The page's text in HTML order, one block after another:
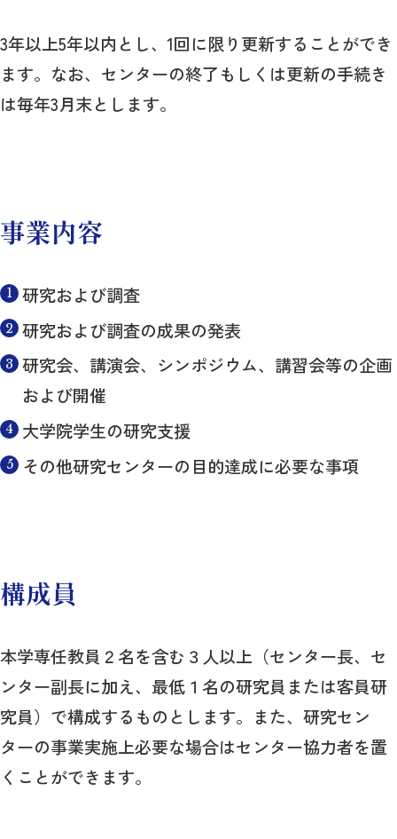
3年以上5年以内とし、1回に限り更新することができ
ます。なお、センターの終了もしくは更新の手続き
は毎年3月末とします。
事業内容
研究および調査
研究および調査の成果の発表
研究会、講演会、シンポジウム、講習会等の企画
および開催
大学院学生の研究支援
その他研究センターの目的達成に必要な事項
構成員
本学専任教員２名を含む３人以上（センター長、セ
ンター副長に加え、最低１名の研究員または客員研
究員）で構成するものとします。また、研究セン
ターの事業実施上必要な場合はセンター協力者を置
くことができます。